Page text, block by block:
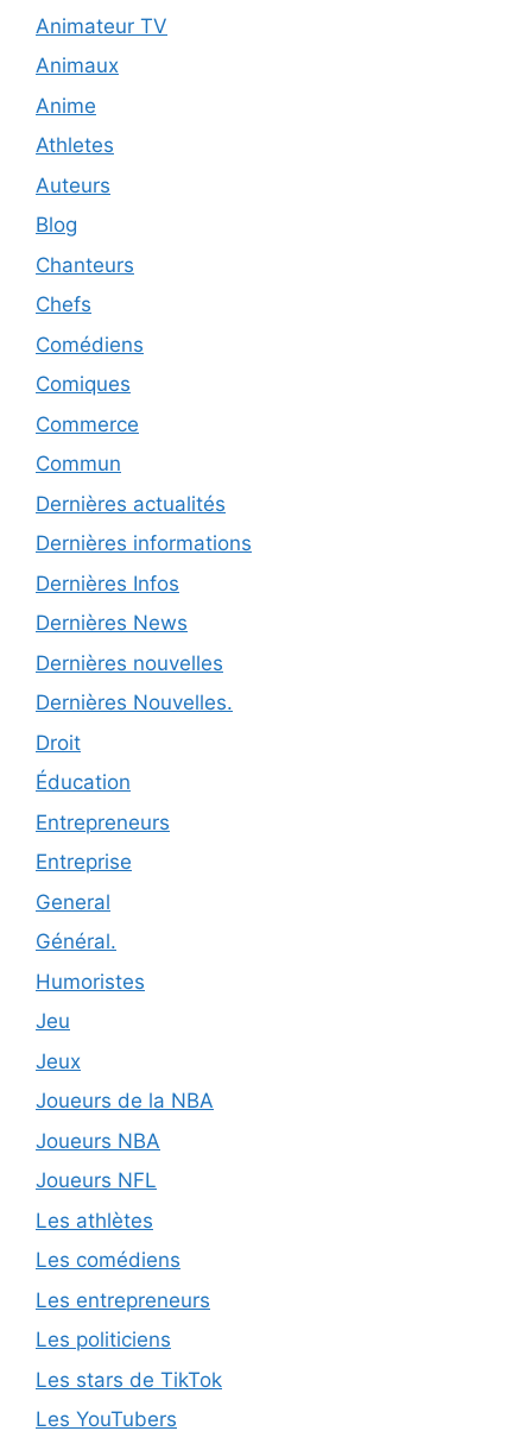
Animateur TV
Animaux
Anime
Athletes
Auteurs
Blog
Chanteurs
Chefs
Comédiens
Comiques
Commerce
Commun
Dernières actualités
Dernières informations
Dernières Infos
Dernières News
Dernières nouvelles
Dernières Nouvelles.
Droit
Éducation
Entrepreneurs
Entreprise
General
Général.
Humoristes
Jeu
Jeux
Joueurs de la NBA
Joueurs NBA
Joueurs NFL
Les athlètes
Les comédiens
Les entrepreneurs
Les politiciens
Les stars de TikTok
Les YouTubers